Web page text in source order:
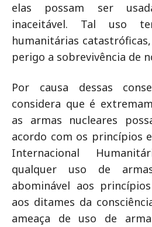
elas possam ser
inaceitável. Tal uso
humanitárias
perigo a sobrevivência de
Por causa dessas
considera que é
as armas nucleares
acordo com os princípios
Internacional
qualquer uso de
abominável aos
aos ditames da
ameaça de uso de